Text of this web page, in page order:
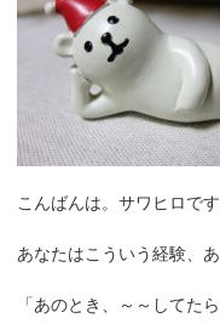
こんばんは。サワヒロです
あなたはこういう経験、
「あのとき、～～してたら